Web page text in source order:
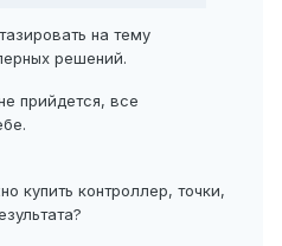
на тему
решений.
прийдется, все
купить контроллер, точки,